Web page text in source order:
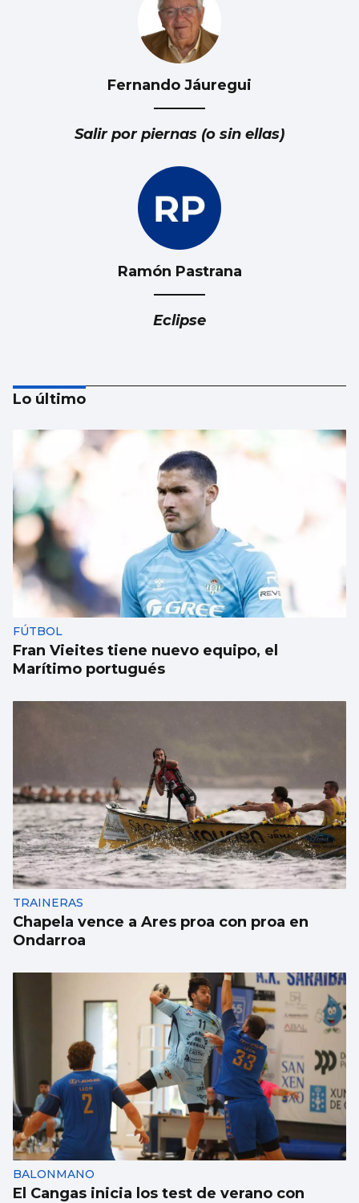
Fernando Jáuregui
Salir por piernas (o sin ellas)
Ramón Pastrana
Eclipse
Francisco Peña
Se necesita un cambio de rumbo
Lo último
FÚTBOL
Fran Vieites tiene nuevo equipo, el
Marítimo portugués
TRAINERAS
Chapela vence a Ares proa con proa en
Ondarroa
BALONMANO
El Cangas inicia los test de verano con